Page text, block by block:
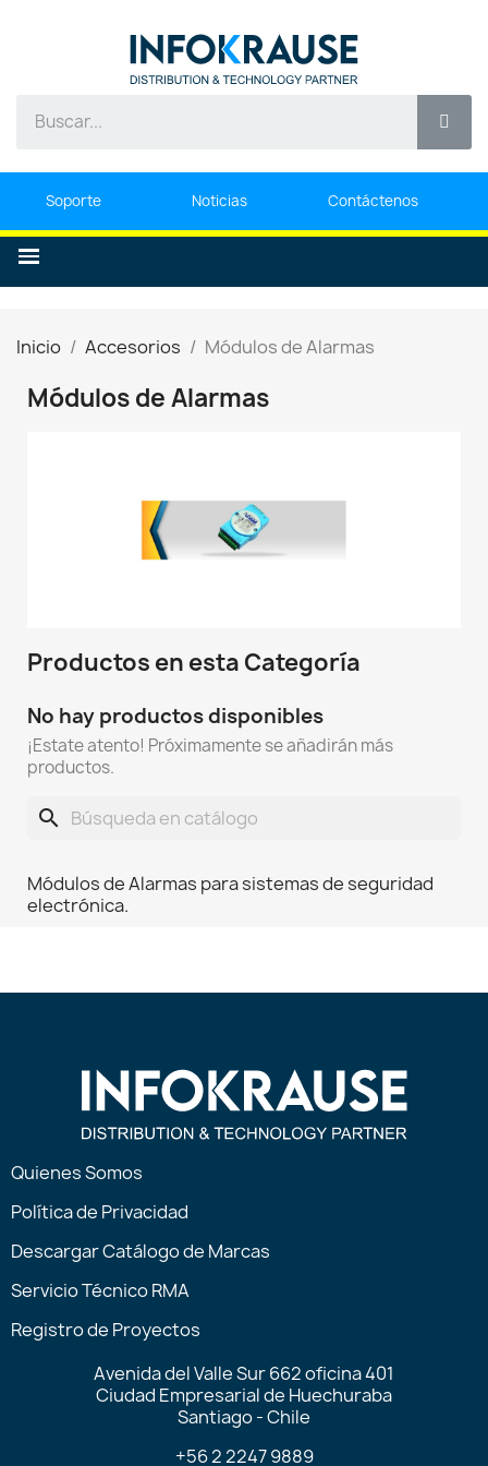
Soporte Noticias Contáctenos
Inicio Accesorios Módulos de Alarmas
Módulos de Alarmas
Productos en esta Categoría
No hay productos disponibles
¡Estate atento! Próximamente se añadirán más
productos.
search
Módulos de Alarmas para sistemas de seguridad
electrónica.
Quienes Somos
Política de Privacidad
Descargar Catálogo de Marcas
Servicio Técnico RMA
Registro de Proyectos
Avenida del Valle Sur 662 oficina 401
Ciudad Empresarial de Huechuraba
Santiago - Chile
+56 2 2247 9889